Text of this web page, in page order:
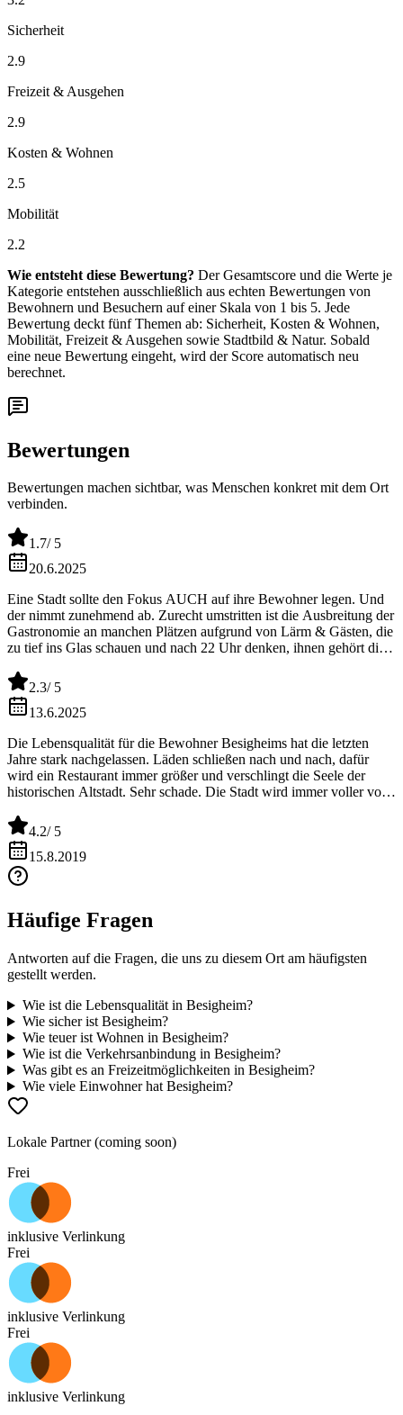
Sicherheit
2.9
Freizeit & Ausgehen
2.9
Kosten & Wohnen
2.5
Mobilität
2.2
Wie entsteht diese Bewertung? Der Gesamtscore und die Werte je
Kategorie entstehen ausschließlich aus echten Bewertungen von
Bewohnern und Besuchern auf einer Skala von 1 bis 5. Jede
Bewertung deckt fünf Themen ab: Sicherheit, Kosten & Wohnen,
Mobilität, Freizeit & Ausgehen sowie Stadtbild & Natur. Sobald
eine neue Bewertung eingeht, wird der Score automatisch neu
berechnet.
Bewertungen
Bewertungen machen sichtbar, was Menschen konkret mit dem Ort
verbinden.
1.7/ 5
20.6.2025
Eine Stadt sollte den Fokus AUCH auf ihre Bewohner legen. Und
der nimmt zunehmend ab. Zurecht umstritten ist die Ausbreitung der
Gastronomie an manchen Plätzen aufgrund von Lärm & Gästen, die
zu tief ins Glas schauen und nach 22 Uhr denken, ihnen gehört die
der Rubel rollt, wird auf Kosten der Bewohner weg gesehen. Danke
dafür!
2.3/ 5
13.6.2025
Die Lebensqualität für die Bewohner Besigheims hat die letzten
Jahre stark nachgelassen. Läden schließen nach und nach, dafür
wird ein Restaurant immer größer und verschlingt die Seele der
historischen Altstadt. Sehr schade. Die Stadt wird immer voller von
Lautstärke, respektlose Reaktionen, wenn man sie darauf anspricht,
entleeren sich vor der Haustür etc). Trotzdem die Touristen eher dem
elitären Kreis angehören wollen.
4.2/ 5
15.8.2019
Häufige Fragen
Antworten auf die Fragen, die uns zu diesem Ort am häufigsten
gestellt werden.
Wie ist die Lebensqualität in Besigheim?
Wie sicher ist Besigheim?
Wie teuer ist Wohnen in Besigheim?
Wie ist die Verkehrsanbindung in Besigheim?
Was gibt es an Freizeitmöglichkeiten in Besigheim?
Wie viele Einwohner hat Besigheim?
Lokale Partner (coming soon)
Frei
inklusive Verlinkung
Frei
inklusive Verlinkung
Frei
inklusive Verlinkung